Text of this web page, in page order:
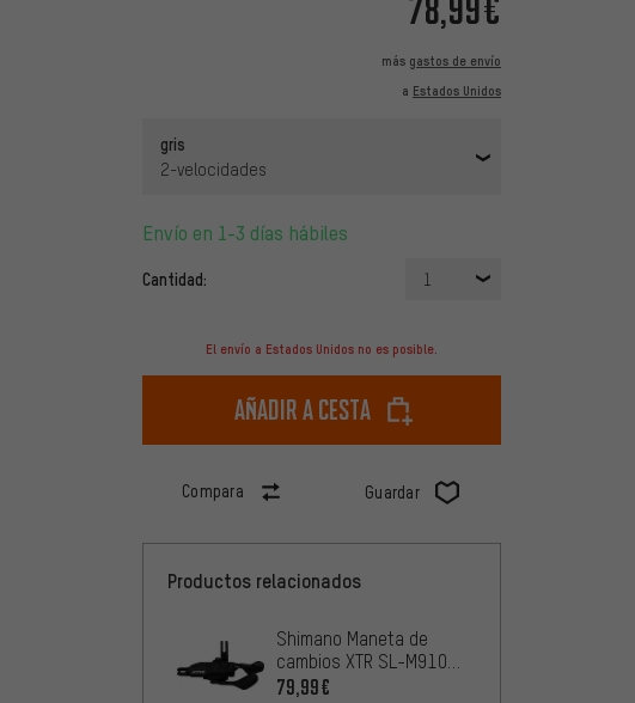
más gastos de envío
a Estados Unidos
gris
2-velocidades
Envío en 1-3 días hábiles
Cantidad: 1
El envío a Estados Unidos no es posible.
Añadir a cesta
Compara Guardar
Productos relacionados
Shimano Maneta de
cambios XTR SL-M9100
con abrazadera 12
79,99€